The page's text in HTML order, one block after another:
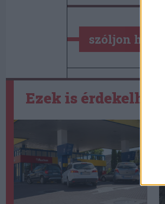
szóljon hozzá!
Ezek is érdekelhetik